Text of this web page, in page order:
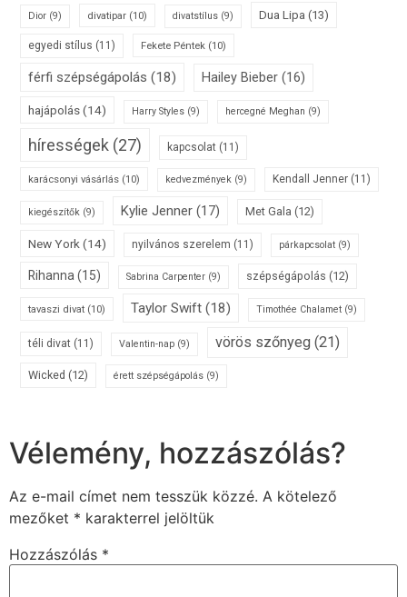
Dior (9) divatipar (10) divatstílus (9) Dua Lipa (13)
egyedi stílus (11) Fekete Péntek (10)
férfi szépségápolás (18) Hailey Bieber (16)
hajápolás(14) Harry Styles (9) hercegné Meghan (9)
hírességek (27) kapcsolat (11)
karácsonyi vásárlás (10) kedvezmények (9) Kendall Jenner (11)
kiegészítők (9) Kylie Jenner (17) Met Gala (12)
New York(14) nyilvános szerelem (11) párkapcsolat (9)
Rihanna(15) Sabrina Carpenter (9) szépségápolás (12)
tavaszi divat (10) Taylor Swift (18) Timothée Chalamet (9)
téli divat (11) Valentin-nap (9) vörös szőnyeg (21)
Wicked (12) érett szépségápolás (9)
Vélemény, hozzászólás?
Az e-mail címet nem tesszük közzé. A kötelező
mezőket * karakterrel jelöltük
Hozzászólás *